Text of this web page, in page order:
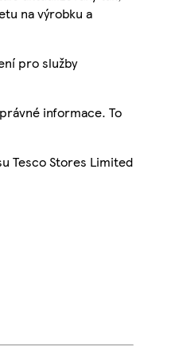
na výrobku a
pro služby
informace. To
Tesco Stores Limited